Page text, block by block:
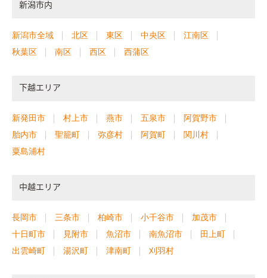
新潟市内
新潟市全域 北区 東区 中央区
江南区
秋葉区
南区 西区 西蒲区
下越エリア
新発田市 村上市 燕市 五泉市
阿賀野市
胎内市
聖籠町 弥彦村 阿賀町
関川村
粟島浦村
中越エリア
長岡市 三条市 柏崎市 小千谷市
加茂市
十日町市
見附市 魚沼市 南魚沼市
田上町
出雲崎町
湯沢町 津南町 刈羽村